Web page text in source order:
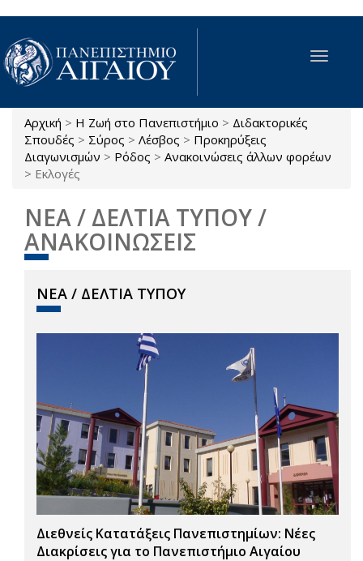
Παράκαμψη προς το κυρίως περιεχόμενο
Toggle
Είστε εδώ
Αρχική > Η Ζωή στο Πανεπιστήμιο > Διδακτορικές
Σπουδές > Σύρος > Λέσβος > Προκηρύξεις
Διαγωνισμών > Ρόδος > Ανακοινώσεις άλλων φορέων
> Εκλογές
ΝΕΑ / ΔΕΛΤΙΑ ΤΥΠΟΥ /
ΑΝΑΚΟΙΝΩΣΕΙΣ
ΝΕΑ / ΔΕΛΤΙΑ ΤΥΠΟΥ
Διεθνείς Κατατάξεις Πανεπιστημίων: Νέες
Διακρίσεις για το Πανεπιστήμιο Αιγαίου